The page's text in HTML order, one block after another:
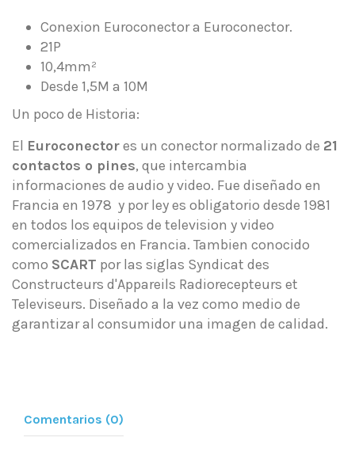
Conexion Euroconector a Euroconector.
21P
10,4mm²
Desde 1,5M a 10M
Un poco de Historia:
El Euroconectores un conector normalizado de 21
contactos o pines, que intercambia
informaciones de audio y video. Fue diseñado en
Francia en 1978 y por ley es obligatorio desde 1981
en todos los equipos de television y video
comercializados en Francia. Tambien conocido
como SCART por las siglas Syndicat des
Constructeurs d'Appareils Radiorecepteurs et
Televiseurs. Diseñado a la vez como medio de
garantizar al consumidor una imagen de calidad.
Comentarios (0)